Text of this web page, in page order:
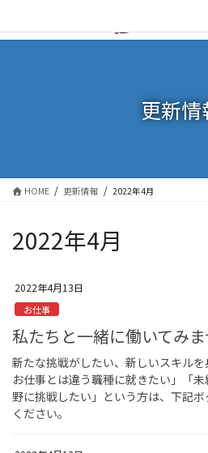
テ
ゲ
更新情
HOME 更新情報 2022年4月
2022年4月
2022年4月13日
お仕事
私たちと一緒に働いてみま
新たな挑戦がしたい、新しいスキル
お仕事とは違う職種に就きたい」「
野に挑戦したい」という方は、下記
ください。